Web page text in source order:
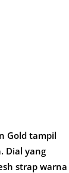
Gold tampil
Dial yang
strap warna